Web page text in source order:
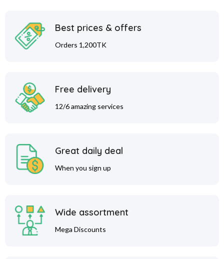
Best prices & offers
Orders 1,200TK
Free delivery
12/6 amazing services
Great daily deal
When you sign up
Wide assortment
Mega Discounts